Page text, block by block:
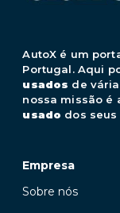
AutoX é um
Portugal. Aqui
usados de
nossa missão é
usado dos seus
Empresa
Sobre nós